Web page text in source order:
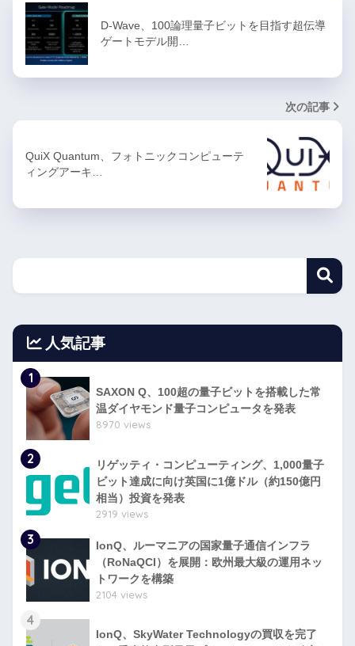
D-Wave、100論理量子ビットを目指す超伝導
ゲートモデル開…
次の記事
QuiX Quantum、フォトニックコンピューテ
ィングアーキ…
人気記事
1
SAXON Q、100超の量子ビットを搭載した常
温ダイヤモンド量子コンピュータを発表
8970 views
2
リゲッティ・コンピューティング、1,000量子
ビット達成に向け英国に1億ドル（約150億円
相当）投資を発表
2919 views
3
IonQ、ルーマニアの国家量子通信インフラ
（RoNaQCI）を展開：欧州最大級の運用ネッ
トワークを構築
2104 views
4
IonQ、SkyWater Technologyの買収を完了